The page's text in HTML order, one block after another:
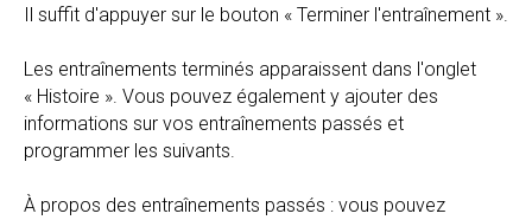
Il suffit d'appuyer sur le bouton « Terminer l'entraînement ».
Les entraînements terminés apparaissent dans l'onglet
« Histoire ». Vous pouvez également y ajouter des
informations sur vos entraînements passés et
programmer les suivants.
À propos des entraînements passés : vous pouvez